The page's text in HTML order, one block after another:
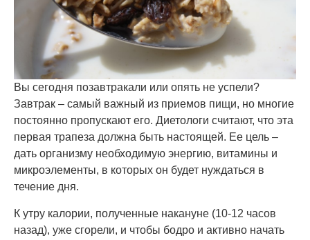
Вы сегодня позавтракали или опять не успели?
Завтрак – самый важный из приемов пищи, но многие
постоянно пропускают его. Диетологи считают, что эта
первая трапеза должна быть настоящей. Ее цель –
дать организму необходимую энергию, витамины и
микроэлементы, в которых он будет нуждаться в
течение дня.
К утру калории, полученные накануне (10-12 часов
назад), уже сгорели, и чтобы бодро и активно начать